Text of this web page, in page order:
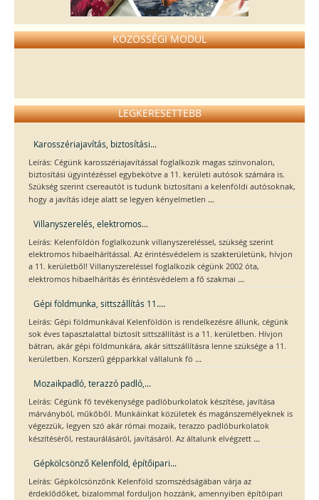
KÖZÖSSÉGI MODUL
LEGKERESETTEBB
Karosszériajavítás, biztosítási...
Leírás: Cégünk karosszériajavítással foglalkozik magas színvonalon,
biztosítási ügyintézéssel egybekötve a 11. kerületi autósok számára is.
Szükség szerint csereautót is tudunk biztosítani a kelenföldi autósoknak,
hogy a javítás ideje alatt se legyen kényelmetlen ...
Villanyszerelés, elektromos...
Leírás: Kelenföldön foglalkozunk villanyszereléssel, szükség szerint
elektromos hibaelhárítással. Az érintésvédelem is szakterületünk, hívjon
a 11. kerületből! Villanyszereléssel foglalkozik cégünk 2002 óta,
elektromos hibaelhárítás és érintésvédelem a fő szakmai ...
Gépi földmunka, sittszállítás 11....
Leírás: Gépi földmunkával Kelenföldön is rendelkezésre állunk, cégünk
sok éves tapasztalattal biztosít sittszállítást is a 11. kerületben. Hívjon
bátran, akár gépi földmunkára, akár sittszállításra lenne szüksége a 11.
kerületben. Korszerű gépparkkal vállalunk fö ...
Mozaikpadló, terazzó padló,...
Leírás: Cégünk fő tevékenysége padlóburkolatok készítése, javítása
márványból, műkőből. Munkáinkat közületek és magánszemélyeknek is
végezzük, legyen szó akár római mozaik, terazzo padlóburkolatok
készítéséről, restaurálásáról, javításáról. Az általunk elvégzett ...
Gépkölcsönző Kelenföld, építőipari...
Leírás: Gépkölcsönzőnk Kelenföld szomszédságában várja az
érdeklődőket, bizalommal forduljon hozzánk, amennyiben építőipari